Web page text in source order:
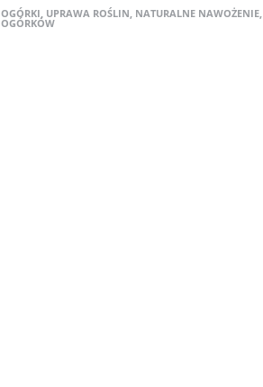
OGÓRKI, UPRAWA ROŚLIN, NATURALNE NAWOŻENIE,
OGÓRKÓW